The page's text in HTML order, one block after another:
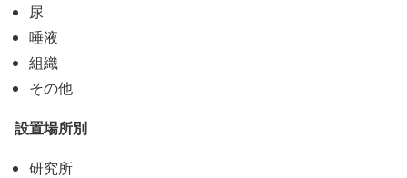
尿
唾液
組織
その他
設置場所別
研究所